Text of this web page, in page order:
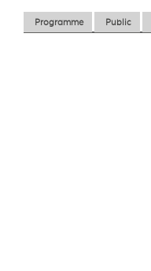
Programme Public